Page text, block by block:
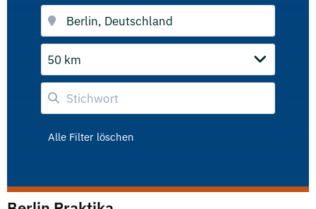
50 km
Alle Filter löschen